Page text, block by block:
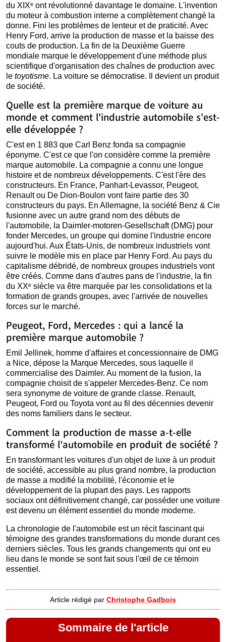
du XIXᵉ ont révolutionné davantage le domaine. L'invention
du moteur à combustion interne a complètement changé la
donne. Fini les problèmes de lenteur et de praticité. Avec
Henry Ford, arrive la production de masse et la baisse des
couts de production. La fin de la Deuxième Guerre
mondiale marque le développement d'une méthode plus
scientifique d'organisation des chaînes de production avec
le toyotisme. La voiture se démocratise. Il devient un produit
de société.
Quelle est la première marque de voiture au
monde et comment l'industrie automobile s'est-
elle développée ?
C'est en 1 883 que Carl Benz fonda sa compagnie
éponyme. C'est ce que l'on considère comme la première
marque automobile. La compagnie a connu une longue
histoire et de nombreux développements. C'est l'ère des
constructeurs. En France, Panhart-Levassor, Peugeot,
Renault ou De Dion-Boulon vont faire partie des 30
constructeurs du pays. En Allemagne, la société Benz & Cie
fusionne avec un autre grand nom des débuts de
l'automobile, la Daimler-motoren-Gesellschaft (DMG) pour
fonder Mercedes, un groupe qui domine l'industrie encore
aujourd'hui. Aux États-Unis, de nombreux industriels vont
suivre le modèle mis en place par Henry Ford. Au pays du
capitalisme débridé, de nombreux groupes industriels vont
être créés. Comme dans d'autres pans de l'industrie, la fin
du XXᵉ siècle va être marquée par les consolidations et la
formation de grands groupes, avec l'arrivée de nouvelles
forces sur le marché.
Peugeot, Ford, Mercedes : qui a lancé la
première marque automobile ?
Emil Jellinek, homme d'affaires et concessionnaire de DMG
a Nice, dépose la Marque Mercedes, sous laquelle il
commercialise des Daimler. Au moment de la fusion, la
compagnie choisit de s'appeler Mercedes-Benz. Ce nom
sera synonyme de voiture de grande classe. Renault,
Peugeot, Ford ou Toyota vont au fil des décennies devenir
des noms familiers dans le secteur.
Comment la production de masse a-t-elle
transformé l'automobile en produit de société ?
En transformant les voitures d'un objet de luxe à un produit
de société, accessible au plus grand nombre, la production
de masse a modifié la mobilité, l'économie et le
développement de la plupart des pays. Les rapports
sociaux ont définitivement changé, car posséder une voiture
est devenu un élément essentiel du monde moderne.
La chronologie de l'automobile est un récit fascinant qui
témoigne des grandes transformations du monde durant ces
derniers siècles. Tous les grands changements qui ont eu
lieu dans le monde se sont fait sous l'œil de ce témoin
essentiel.
Article rédigé par Christophe Gadbois
Sommaire de l'article